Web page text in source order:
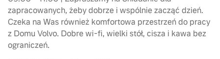
zapracowanych, żeby dobrze i wspólnie zacząć dzień.
Czeka na Was również komfortowa przestrzeń do pracy
z Domu Volvo. Dobre wi-fi, wielki stół, cisza i kawa bez
ograniczeń.